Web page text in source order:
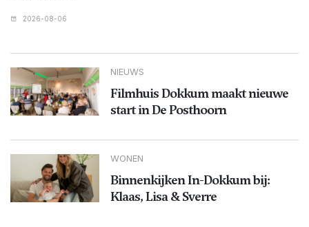
2026-08-06
NIEUWS
Filmhuis Dokkum maakt nieuwe
start in De Posthoorn
WONEN
Binnenkijken In-Dokkum bij:
Klaas, Lisa & Sverre